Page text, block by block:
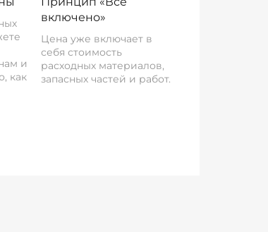
и
как
включено»
Цена уже включает в
себя стоимость
расходных материалов,
запасных частей и работ.